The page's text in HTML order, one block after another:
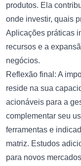
produtos. Ela
onde investir, quais
Aplicações práticas
recursos e a
negócios.
Reflexão final: A
reside na sua
acionáveis para a
complementar seu
ferramentas e
matriz. Estudos
para novos